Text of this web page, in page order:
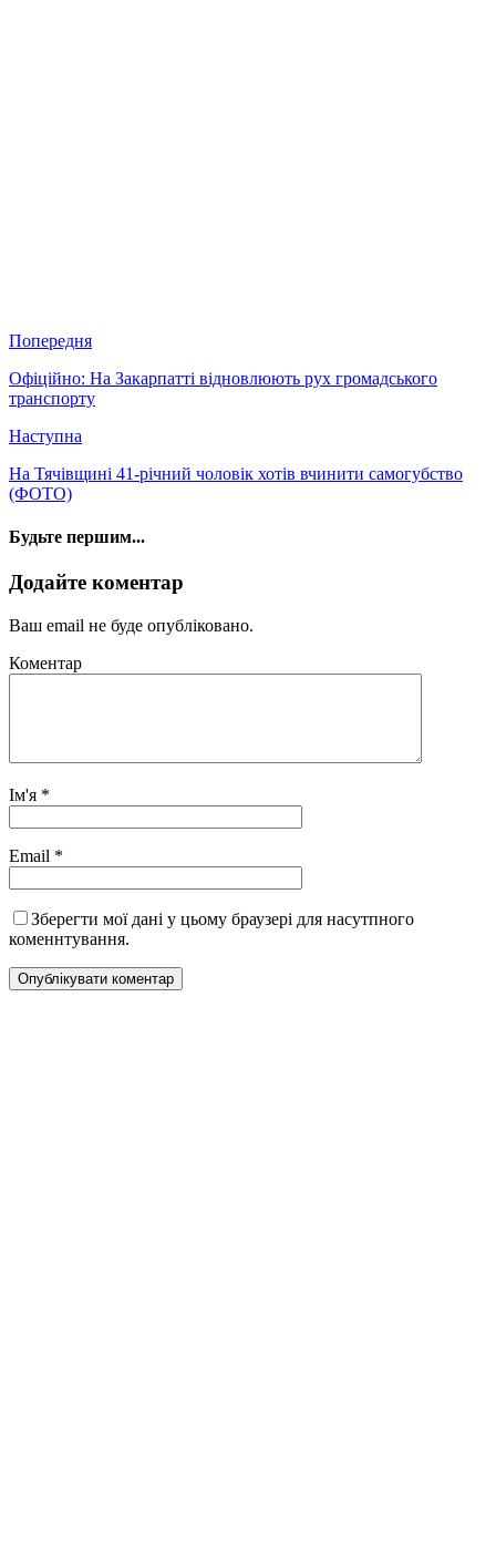
Попередня
Офіційно: На Закарпатті відновлюють рух громадського
транспорту
Наступна
На Тячівщині 41-річний чоловік хотів вчинити самогубство
(ФОТО)
Будьте першим...
Додайте коментар
Ваш email не буде опубліковано.
Коментар
Ім'я *
Email *
Зберегти мої дані у цьому браузері для насутпного
коменнтування.